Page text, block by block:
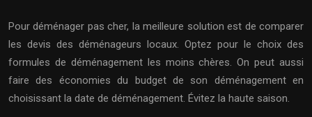
Pour déménager pas cher, la meilleure solution est de comparer
les devis des déménageurs locaux. Optez pour le choix des
formules de déménagement les moins chères. On peut aussi
faire des économies du budget de son déménagement en
choisissant la date de déménagement. Évitez la haute saison.